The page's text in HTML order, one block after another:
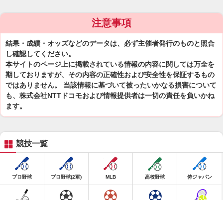
注意事項
結果・成績・オッズなどのデータは、必ず主催者発行のものと照合
し確認してください。
本サイトのページ上に掲載されている情報の内容に関しては万全を
期しておりますが、その内容の正確性および安全性を保証するもの
ではありません。 当該情報に基づいて被ったいかなる損害について
も、株式会社NTTドコモおよび情報提供者は一切の責任を負いかね
ます。
競技一覧
プロ野球 プロ野球(2軍) MLB 高校野球 侍ジャパン